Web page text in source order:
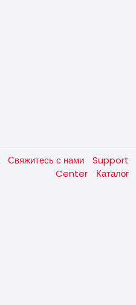
Свяжитесь с нами
Support
Center
Каталог